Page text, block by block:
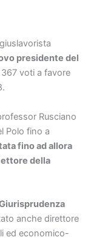
presidente del
voti a favore
Rusciano
Polo fino a
fino ad allora
della
anche direttore
ed economico-